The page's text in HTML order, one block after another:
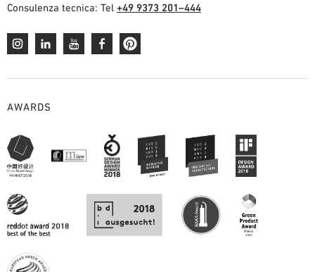
Consulenza tecnica: Tel +49 9373 201–444
AWARDS